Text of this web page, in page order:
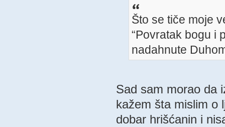
Što se tiče moje
“Povratak bogu i
nadahnute
Sad sam morao da
kažem šta mislim o
dobar hrišćanin i